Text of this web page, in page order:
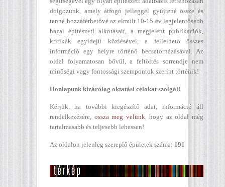
dolgozunk, amely átfogó jelleggel gyűjtené össze és
tenné hozzáférhetővé az elmúlt 10-15 év legjelentősebb
hazai építészeti alkotásait, a megjelent publikációk,
kritikák egyidejű közlésével, a fellelhető összes
információ egy helyre történő becsatornázásával. Az
oldal folyamatosan bővül, a feltöltés sorrendje nem
minőségi vagy fontossági szempontok szerint történik!
Honlapunk kizárólag oktatási célokat szolgál!
Kérjük, ha további kiegészítő adat, információ áll
rendelkezésére, ossza meg velünk , hogy az oldal még
tartalmasabb és teljesebb lehessen!
Az oldalon jelenleg szereplő épületek száma: 191